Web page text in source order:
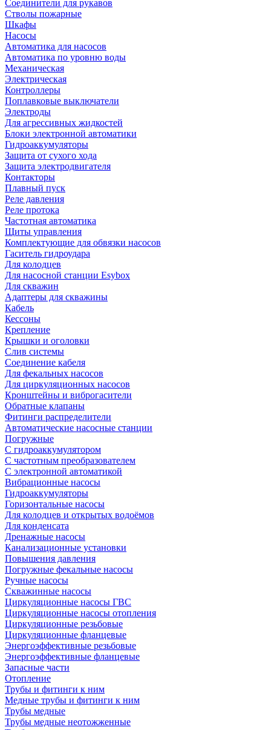
Соединители для рукавов
Стволы пожарные
Шкафы
Насосы
Автоматика для насосов
Автоматика по уровню воды
Механическая
Электрическая
Контроллеры
Поплавковые выключатели
Электроды
Для агрессивных жидкостей
Блоки электронной автоматики
Гидроаккумуляторы
Защита от сухого хода
Защита электродвигателя
Контакторы
Плавный пуск
Реле давления
Реле протока
Частотная автоматика
Щиты управления
Комплектующие для обвязки насосов
Гаситель гидроудара
Для колодцев
Для насосной станции Esybox
Для скважин
Адаптеры для скважины
Кабель
Кессоны
Крепление
Крышки и оголовки
Слив системы
Соединение кабеля
Для фекальных насосов
Для циркуляционных насосов
Кронштейны и виброгасители
Обратные клапаны
Фитинги распределители
Автоматические насосные станции
Погружные
С гидроаккумулятором
С частотным преобразователем
С электронной автоматикой
Вибрационные насосы
Гидроаккумуляторы
Горизонтальные насосы
Для колодцев и открытых водоёмов
Для конденсата
Дренажные насосы
Канализационные установки
Повышения давления
Погружные фекальные насосы
Ручные насосы
Скважинные насосы
Циркуляционные насосы ГВС
Циркуляционные насосы отопления
Циркуляционные резьбовые
Циркуляционные фланцевые
Энергоэффективные резьбовые
Энергоэффективные фланцевые
Запасные части
Отопление
Трубы и фитинги к ним
Медные трубы и фитинги к ним
Трубы медные
Трубы медные неотожженные